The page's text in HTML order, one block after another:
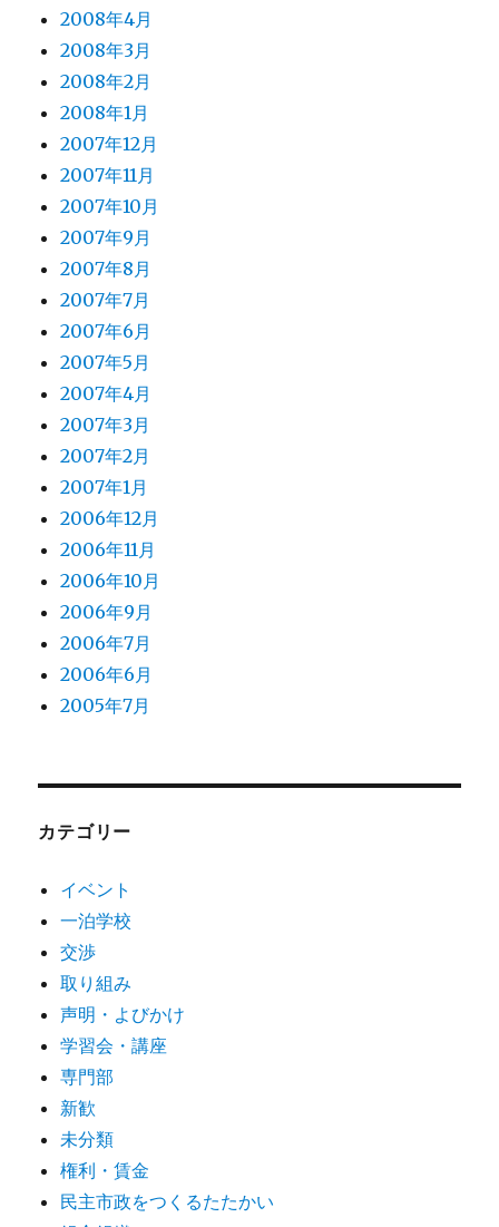
2008年4月
2008年3月
2008年2月
2008年1月
2007年12月
2007年11月
2007年10月
2007年9月
2007年8月
2007年7月
2007年6月
2007年5月
2007年4月
2007年3月
2007年2月
2007年1月
2006年12月
2006年11月
2006年10月
2006年9月
2006年7月
2006年6月
2005年7月
カテゴリー
イベント
一泊学校
交渉
取り組み
声明・よびかけ
学習会・講座
専門部
新歓
未分類
権利・賃金
民主市政をつくるたたかい